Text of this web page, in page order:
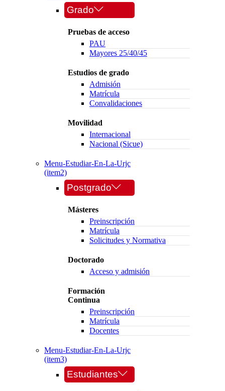
Grado
Pruebas de acceso
PAU
Mayores 25/40/45
Estudios de grado
Admisión
Matrícula
Convalidaciones
Movilidad
Internacional
Nacional (Sicue)
Menu-Estudiar-En-La-Urjc
(item2)
Postgrado
Másteres
Preinscripción
Matrícula
Solicitudes y Normativa
Doctorado
Acceso y admisión
Formación
Continua
Preinscripción
Matrícula
Docentes
Menu-Estudiar-En-La-Urjc
(item3)
Estudiantes